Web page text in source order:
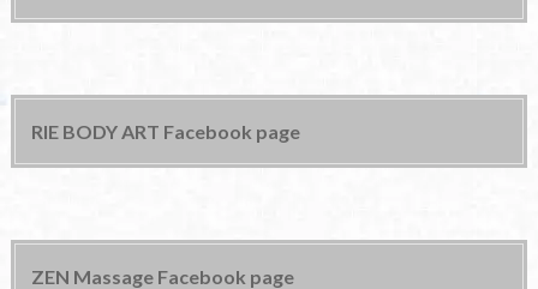
RIE BODY ART Facebook page
ZEN Massage Facebook page